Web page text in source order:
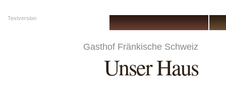
Textversion
Gasthof Fränkische Schweiz
Unser Haus